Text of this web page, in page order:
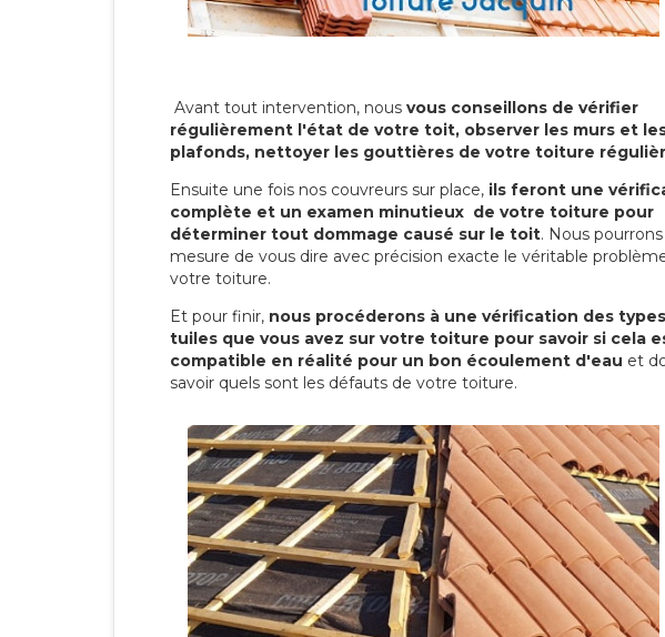
Avant tout intervention, nous vous conseillons de vérifier
régulièrement l'état de votre toit, observer les murs et
plafonds, nettoyer les gouttières de votre toiture
Ensuite une fois nos couvreurs sur place, ils feront une
complète et un examen minutieux de votre toiture pour
déterminer tout dommage causé sur le toit. Nous
mesure de vous dire avec précision exacte le véritable
votre toiture.
Et pour finir, nous procéderons à une vérification des
tuiles que vous avez sur votre toiture pour savoir si cela
compatible en réalité pour un bon écoulement d'eau et
savoir quels sont les défauts de votre toiture.